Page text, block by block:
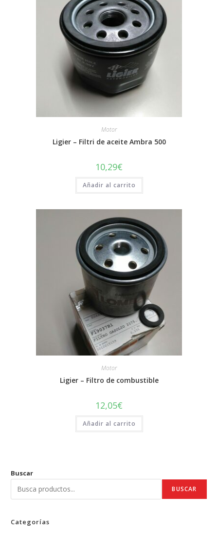
Motor
Ligier – Filtri de aceite Ambra 500
10,29€
Añadir al carrito
Motor
Ligier – Filtro de combustible
12,05€
Añadir al carrito
Buscar
BUSCAR
Categorías